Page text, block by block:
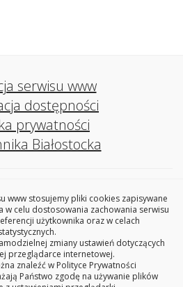
www stosujemy pliki cookies zapisywane
w celu dostosowania zachowania serwisu
użytkownika oraz w celach
zmiany ustawień dotyczących
przeglądarce internetowej.
znaleźć w Polityce Prywatności
Państwo zgodę na używanie plików
serwisu www
dostępności
prywatności
Białostocka
Białostockiej
12, 15-312 Białystok
85 746 91 42
NIP: 542-020-87-21